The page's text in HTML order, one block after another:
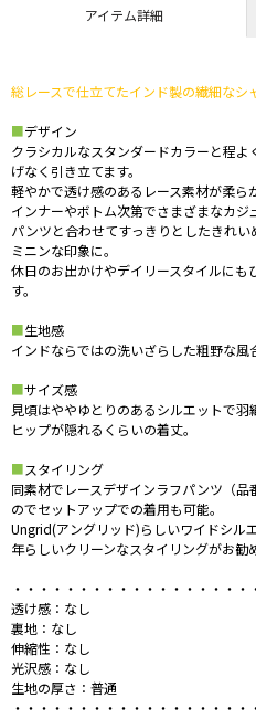
アイテム詳細
総レースで仕立てたインド製の繊細なシ
■デザイン
クラシカルなスタンダードカラーと程
げなく引き立てます。
軽やかで透け感のあるレース素材が柔ら
インナーやボトム次第でさまざまなカジ
パンツと合わせてすっきりとしたきれ
ミニンな印象に。
休日のお出かけやデイリースタイルに
す。
■生地感
インドならではの洗いざらした粗野な風
■サイズ感
見頃はややゆとりのあるシルエットで羽
ヒップが隠れるくらいの着丈。
■スタイリング
同素材でレースデザインラフパンツ（
のでセットアップでの着用も可能。
Ungrid(アングリッド)らしいワイドシル
年らしいクリーンなスタイリングがお勧
・・・・・・・・・・・・・・・・・・
透け感：なし
裏地：なし
伸縮性：なし
光沢感：なし
生地の厚さ：普通
・・・・・・・・・・・・・・・・・・